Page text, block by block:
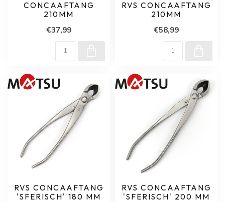
CONCAAFTANG
210MM
€37,99
RVS CONCAAFTANG
210MM
€58,99
RVS CONCAAFTANG
'SFERISCH' 180 MM
RVS CONCAAFTANG
'SFERISCH' 200 MM